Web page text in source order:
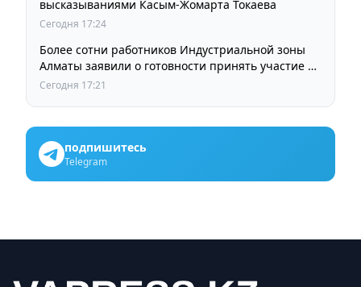
высказываниями Касым-Жомарта Токаева
Сегодня 17:24
Более сотни работников Индустриальной зоны
Алматы заявили о готовности принять участие в
выборах членов Курылтая
Сегодня 17:21
подпишитесь
Telegram